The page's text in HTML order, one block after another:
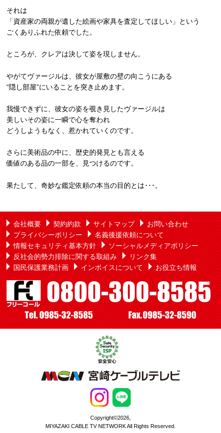
それは
「資産家の両親が遺した絵画や家具を査定してほしい」という
ごくありふれた依頼でした。
ところが、クレアは決して姿を現しません。
やがてヴァージルは、彼女が屋敷の壁の向こうにある
“隠し部屋”にいることを突き止めます。
我慢できずに、彼女の姿を覗き見したヴァージルは
美しいその姿に一瞬で心を奪われ
どうしようもなく、惹かれていくのです。
さらに美術品の中に、歴史的発見とも言える
価値のある品の一部を、見つけるのです。
果たして、奇妙な鑑定依頼の本当の目的とは･･･。
会社概要 契約約款 サイトマップ
お問い合わせ
プライバシーポリシー
名義後援依頼について
情報セキュリティ基本方針
ソーシャルメディアポリシー
反社会的勢力排除に関する取組み
リンク集
国民保護業務計画
インボイスについて お役立ち情報
Copyright©2026,
MIYAZAKI CABLE TV NETWORK All Rights Reserved.